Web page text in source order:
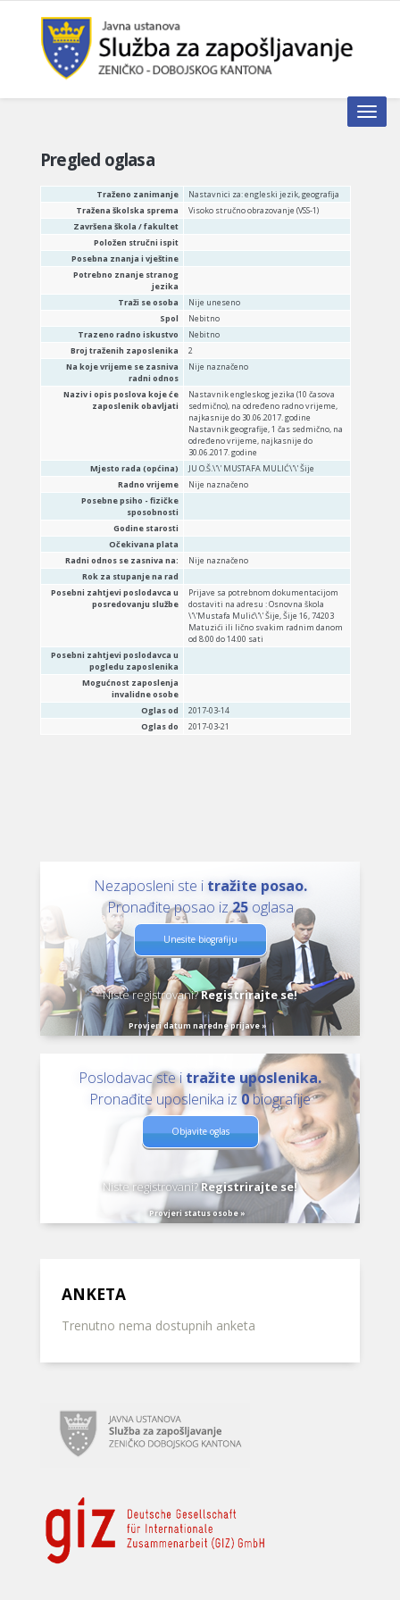
Toggle
Pregled oglasa
Traženo zanimanje
Nastavnici za: engleski jezik, geografija
Tražena školska sprema
Visoko stručno obrazovanje (VSS-1)
Završena škola / fakultet
Položen stručni ispit
Posebna znanja i vještine
Potrebno znanje stranog
jezika
Traži se osoba
Nije uneseno
Spol
Nebitno
Trazeno radno iskustvo
Nebitno
Broj traženih zaposlenika
2
Na koje vrijeme se zasniva
radni odnos
Nije naznačeno
Naziv i opis poslova koje će
zaposlenik obavljati
Nastavnik engleskog jezika (10 časova
sedmično), na određeno radno vrijeme,
najkasnije do 30.06.2017. godine
Nastavnik geografije, 1 čas sedmično, na
određeno vrijeme, najkasnije do
30.06.2017. godine
Mjesto rada (općina)
JU O.Š.\'\' MUSTAFA MULIĆ\'\' Šije
Radno vrijeme
Nije naznačeno
Posebne psiho - fizičke
sposobnosti
Godine starosti
Očekivana plata
Radni odnos se zasniva na:
Nije naznačeno
Rok za stupanje na rad
Posebni zahtjevi poslodavca u
posredovanju službe
Prijave sa potrebnom dokumentacijom
dostaviti na adresu : Osnovna škola
\'\'Mustafa Mulić\'\' Šije, Šije 16, 74203
Matuzići ili lično svakim radnim danom
od 8:00 do 14:00 sati
Posebni zahtjevi poslodavca u
pogledu zaposlenika
Mogućnost zaposlenja
invalidne osobe
Oglas od
2017-03-14
Oglas do
2017-03-21
Nezaposleni ste i tražite posao.
Pronađite posao iz25oglasa
Unesite biografiju
Niste registrovani?Registrirajte se!
Provjeri datum naredne prijave »
Poslodavac ste i tražite uposlenika.
Pronađite uposlenika iz 0biografije
Objavite oglas
Niste registrovani?Registrirajte se!
Provjeri status osobe »
ANKETA
Trenutno nema dostupnih anketa